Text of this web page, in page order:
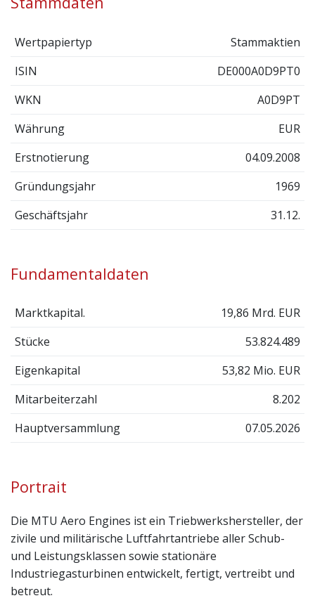
Wertpapiertyp
Stammaktien
ISIN
DE000A0D9PT0
WKN
A0D9PT
Währung
EUR
Erstnotierung
04.09.2008
Gründungsjahr
1969
Geschäftsjahr
31.12.
Fundamentaldaten
Marktkapital.
19,86 Mrd. EUR
Stücke
53.824.489
Eigenkapital
53,82 Mio. EUR
Mitarbeiterzahl
8.202
Hauptversammlung
07.05.2026
Portrait
Die MTU Aero Engines ist ein Triebwerkshersteller, der
zivile und militärische Luftfahrtantriebe aller Schub-
und Leistungsklassen sowie stationäre
Industriegasturbinen entwickelt, fertigt, vertreibt und
betreut.